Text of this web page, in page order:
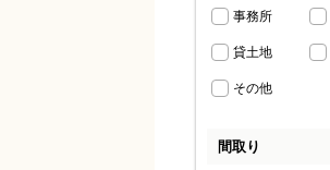
事務所
貸土地
その他
間取り